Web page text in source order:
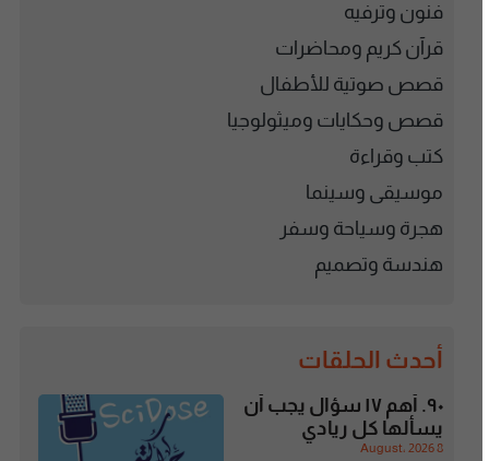
فنون وترفيه
قرآن كريم ومحاضرات
قصص صوتية للأطفال
قصص وحكايات وميثولوجيا
كتب وقراءة
موسيقى وسينما
هجرة وسياحة وسفر
هندسة وتصميم
أحدث الحلقات
٩٠. أهم ١٧ سؤال يجب أن
يسألها كل ريادي
8 August، 2026